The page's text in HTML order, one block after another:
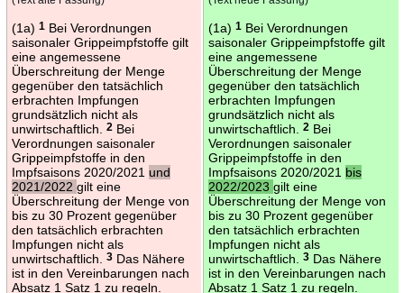
(1a) 1Bei Verordnungen
saisonaler Grippeimpfstoffe gilt
eine angemessene
Überschreitung der Menge
gegenüber den tatsächlich
erbrachten Impfungen
grundsätzlich nicht als
unwirtschaftlich.
2Bei
Verordnungen saisonaler
Grippeimpfstoffe in den
Impfsaisons 2020/2021 und
2021/2022 gilt eine
Überschreitung der Menge von
bis zu 30 Prozent gegenüber
den tatsächlich erbrachten
Impfungen nicht als
unwirtschaftlich.
3Das Nähere
ist in den Vereinbarungen nach
Absatz 1 Satz 1 zu regeln.
(1a) 1Bei Verordnungen
saisonaler Grippeimpfstoffe gilt
eine angemessene
Überschreitung der Menge
gegenüber den tatsächlich
erbrachten Impfungen
grundsätzlich nicht als
unwirtschaftlich.
2Bei
Verordnungen saisonaler
Grippeimpfstoffe in den
Impfsaisons 2020/2021 bis
2022/2023 gilt eine
Überschreitung der Menge von
bis zu 30 Prozent gegenüber
den tatsächlich erbrachten
Impfungen nicht als
unwirtschaftlich.
3Das Nähere
ist in den Vereinbarungen nach
Absatz 1 Satz 1 zu regeln.